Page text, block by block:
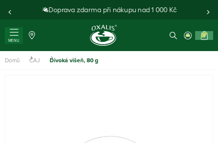
Doprava zdarma při nákupu nad 1 000 Kč
MENU
0
Domů ČAJ Divoká višeň, 80 g